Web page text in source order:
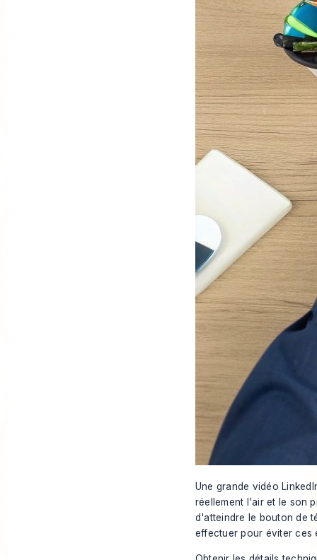
Une grande vidéo
réellement l'air et le son
d'atteindre le bouton de
effectuer pour éviter ces